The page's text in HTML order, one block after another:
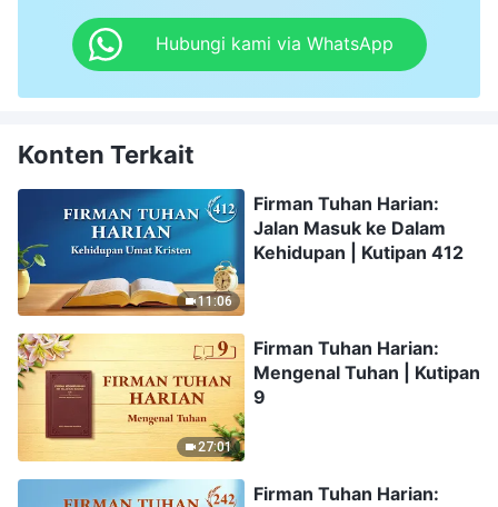
Hubungi kami via WhatsApp
Konten Terkait
11:06
Firman Tuhan Harian:
Jalan Masuk ke Dalam
Kehidupan | Kutipan 412
27:01
Firman Tuhan Harian:
Mengenal Tuhan | Kutipan
9
Firman Tuhan Harian: